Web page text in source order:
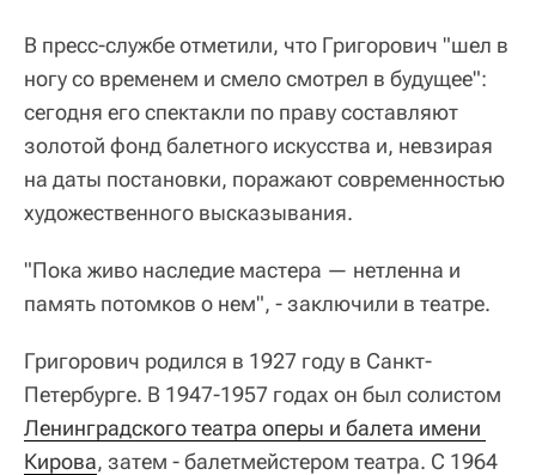
В пресс-службе отметили, что Григорович "шел в
ногу со временем и смело смотрел в будущее":
сегодня его спектакли по праву составляют
золотой фонд балетного искусства и, невзирая
на даты постановки, поражают современностью
художественного высказывания.
"Пока живо наследие мастера — нетленна и
память потомков о нем", - заключили в театре.
Григорович родился в 1927 году в Санкт-
Петербурге. В 1947-1957 годах он был солистом
Ленинградского театра оперы и балета имени
Кирова, затем - балетмейстером театра. С 1964